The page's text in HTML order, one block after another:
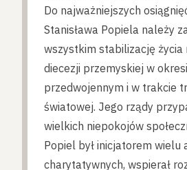
Do najważniejszych
Stanisława Popiela należy
wszystkim stabilizację życia
diecezji przemyskiej w
przedwojennym i w trakcie
światowej. Jego rządy
wielkich niepokojów
Popiel był inicjatorem wielu
charytatywnych, wspierał